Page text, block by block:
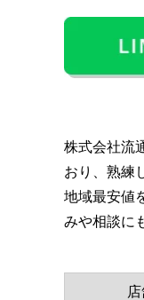
株式会社流
おり、熟練
地域最安値
みや相談に